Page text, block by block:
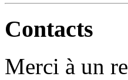
Contacts
Merci à un